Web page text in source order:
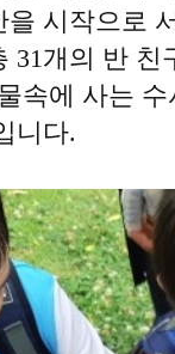
을 시작으로
31개의 반
속에 사는
니다.